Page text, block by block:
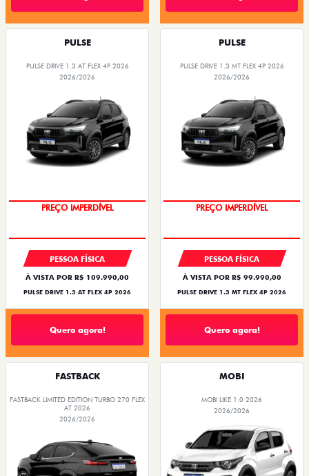
PULSE
PULSE DRIVE 1.3 AT FLEX 4P 2026
2026/2026
O SUV AUTOMÁTICO MAIS
BARATO DO BRASIL
PESSOA FÍSICA
À VISTA POR R$ 109.990,00
PULSE DRIVE 1.3 AT FLEX 4P 2026
Quero agora!
PULSE
PULSE DRIVE 1.3 MT FLEX 4P 2026
2026/2026
OPORTUNIDADE
PESSOA FÍSICA
À VISTA POR R$ 99.990,00
PULSE DRIVE 1.3 MT FLEX 4P 2026
Quero agora!
FASTBACK
FASTBACK LIMITED EDITION TURBO 270 FLEX
AT 2026
2026/2026
MOBI
MOBI LIKE 1.0 2026
2026/2026